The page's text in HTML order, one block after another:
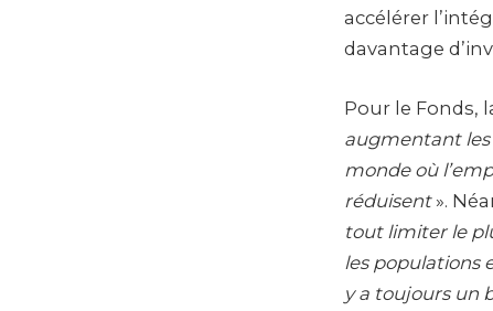
accélérer
davantage
Pour le Fonds,
augmentant
monde où
réduisent».
tout limiter le
les populations
y a toujours un